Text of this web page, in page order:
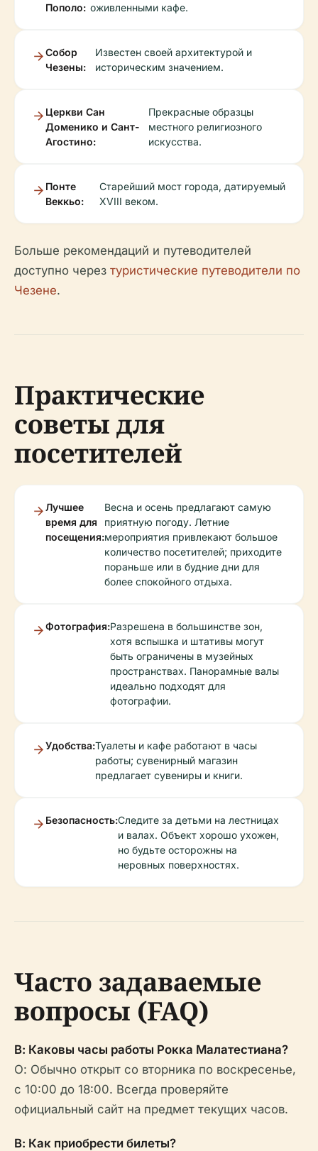
Пополо: оживленными кафе.
Собор
Чезены:
Известен своей архитектурой и
историческим значением.
Церкви Сан
Доменико и Сант-
Агостино:
Прекрасные образцы
местного религиозного
искусства.
Понте
Веккьо:
Старейший мост города, датируемый
XVIII веком.
Больше рекомендаций и путеводителей
доступно через туристические путеводители по
Чезене.
Практические
советы для
посетителей
Лучшее
время для
посещения:
Весна и осень предлагают самую
приятную погоду. Летние
мероприятия привлекают большое
количество посетителей; приходите
пораньше или в будние дни для
более спокойного отдыха.
Фотография:Разрешена в большинстве зон,
хотя вспышка и штативы могут
быть ограничены в музейных
пространствах. Панорамные валы
идеально подходят для
фотографии.
Удобства:Туалеты и кафе работают в часы
работы; сувенирный магазин
предлагает сувениры и книги.
Безопасность:Следите за детьми на лестницах
и валах. Объект хорошо ухожен,
но будьте осторожны на
неровных поверхностях.
Часто задаваемые
вопросы (FAQ)
В: Каковы часы работы Рокка Малатестиана?
О: Обычно открыт со вторника по воскресенье,
с 10:00 до 18:00. Всегда проверяйте
официальный сайт на предмет текущих часов.
В: Как приобрести билеты?